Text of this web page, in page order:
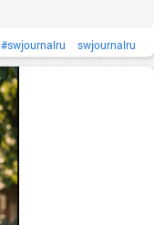
#swjournalru swjournalru
#витамины